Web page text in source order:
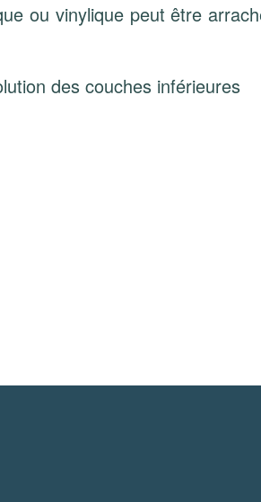
ou vinylique peut être
des couches inférieures